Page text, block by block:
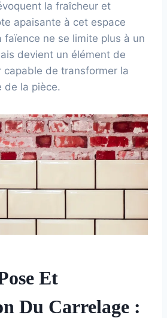
la fraîcheur et
apaisante à cet espace
faïence ne se limite plus à un
devient un élément de
capable de transformer la
de la pièce.
Et
Du Carrelage :